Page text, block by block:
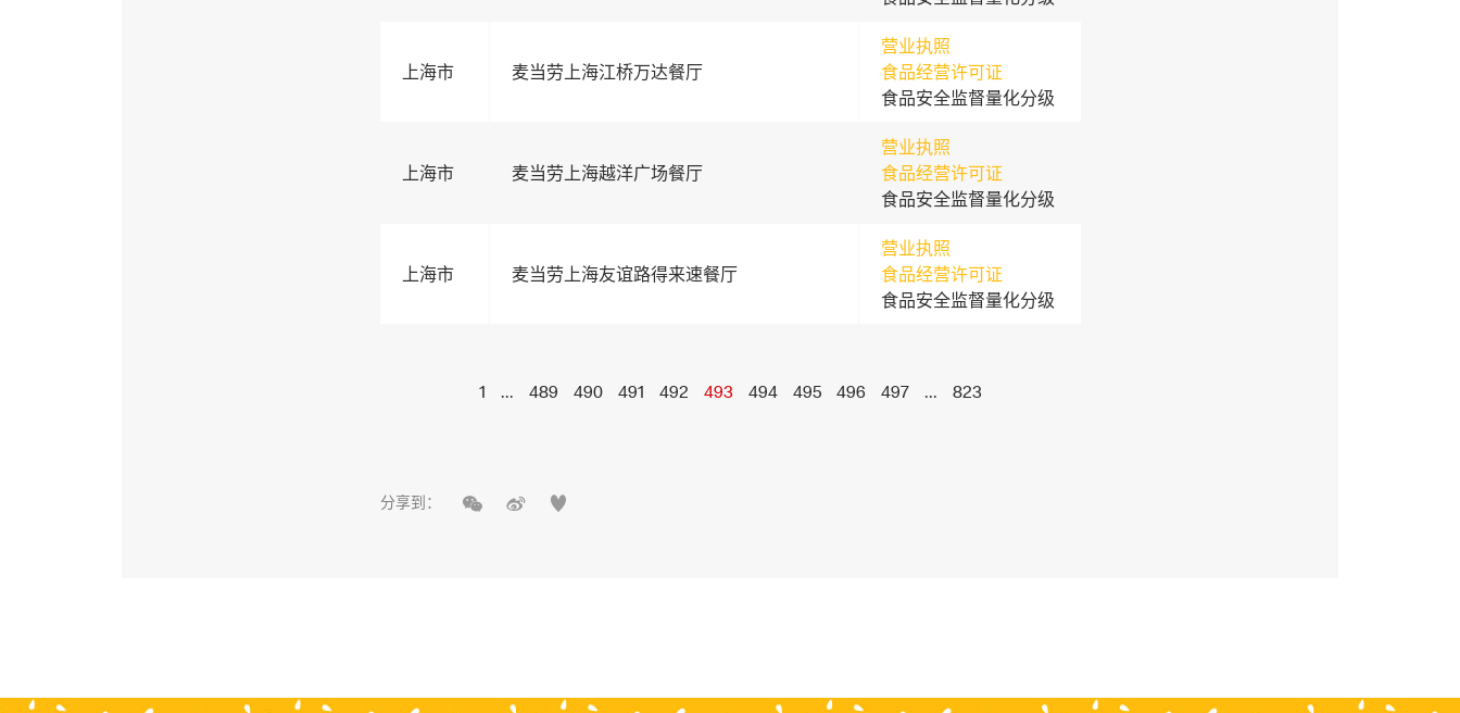
上海市 麦当劳上海江桥万达餐厅
营业执照
食品经营许可证
食品安全监督量化分级
上海市 麦当劳上海越洋广场餐厅
营业执照
食品经营许可证
食品安全监督量化分级
上海市 麦当劳上海友谊路得来速餐厅
营业执照
食品经营许可证
食品安全监督量化分级
1 ... 489 490 491 492 493 494 495 496 497 ... 823
分享到：   